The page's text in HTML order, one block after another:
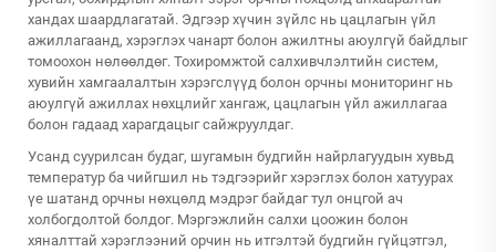
хандах шаардлагатай. Эдгээр хүчин зүйлс нь цацлагын үйл
ажиллагаанд, хэрэглэх чанарт болон ажилтны аюулгүй байдлыг
томоохон нөлөөлдөг. Тохиромжтой салхивчлэлтийн систем,
хувийн хамгаалалтын хэрэгслүүд болон орчны мониторинг нь
аюулгүй ажиллах нөхцлийг хангаж, цацлагын үйл ажиллагаа
болон гадаад харагдацыг сайжруулдаг.
Усанд суурилсан будаг, шугамын будгийн найрлагуудын хувьд
температур ба чийгшил нь тэдгээрийг хэрэглэх болон хатуурах
үе шатанд орчны нөхцөлд мэдрэг байдаг тул онцгой ач
холбогдолтой болдог. Мэргэжлийн салхи цоожин болон
хяналттай хэрэглээний орчин нь итгэлтэй будгийн гүйцэтгэл,